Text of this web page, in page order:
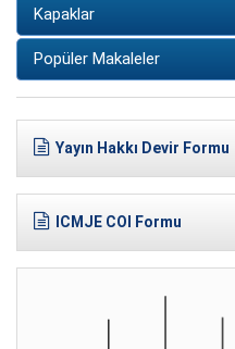
Kapaklar
Popüler Makaleler
Yayın Hakkı Devir Formu
ICMJE COI Formu